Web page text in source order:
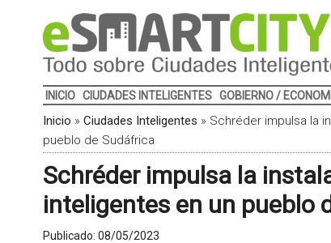
INICIO CIUDADES INTELIGENTES GOBIERNO /
Inicio » Ciudades Inteligentes » Schréder impulsa la
pueblo de Sudáfrica
Schréder impulsa la
inteligentes en un pueblo
Publicado: 08/05/2023